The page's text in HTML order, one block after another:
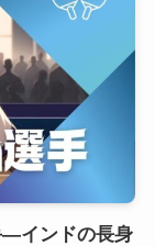
―インドの長身